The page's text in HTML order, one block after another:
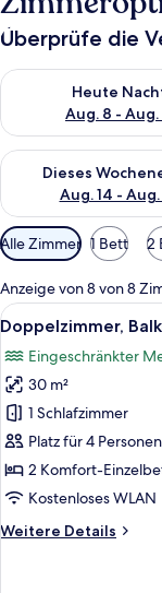
Überprüfe die
Heute
Aug. 8 - Aug.
Überprüfe die
Dieses
Aug. 14 - Aug.
Überprüfe die
Verfügbare
Filter
für
Zimmer
Alle Zimmer 1 Bett 2
Anzeige von 8 von 8
Alle
Fotos
für
Doppelzimmer,
Balkon,
eingeschränkter
Meerblick
anzeigen
5
Doppelzimmer,
Eingeschränkter
30 m²
1 Schlafzimmer
Platz für 4 Personen
2 Komfort-
Kostenloses WLAN
Weitere Details
Weitere